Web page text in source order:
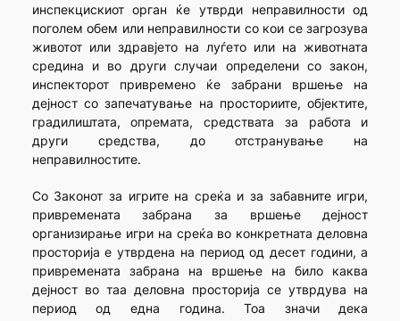
инспекцискиот орган ќе утврди неправилности од
поголем обем или неправилности со кои се загрозува
животот или здравјето на луѓето или на животната
средина и во други случаи определени со закон,
инспекторот привремено ќе забрани вршење на
дејност со запечатување на просториите, објектите,
градилиштата, опремата, средствата за работа и
други средства, до отстранување на
неправилностите.
Со Законот за игрите на среќа и за забавните игри,
привремената забрана за вршење дејност
организирање игри на среќа во конкретната деловна
просторија е утврдена на период од десет години, а
привремената забрана на вршење на било каква
дејност во таа деловна просторија се утврдува на
период од една година. Тоа значи дека